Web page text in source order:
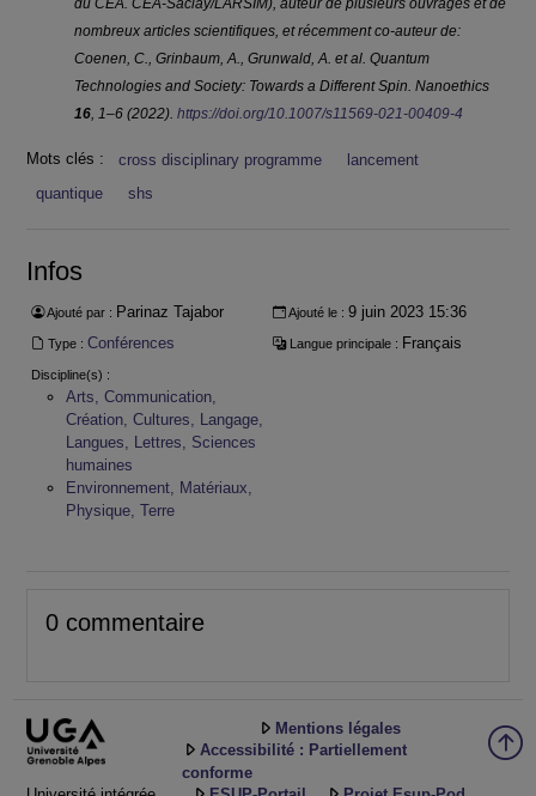
nombreux articles scientifiques, et récemment co-auteur de:
Coenen, C., Grinbaum, A., Grunwald, A. et al. Quantum
Technologies and Society: Towards a Different Spin. Nanoethics
16 , 1–6 (2022). https://doi.org/10.1007/s11569-021-00409-4
Mots clés : cross disciplinary programme
lancement
quantique
shs
Infos
Ajouté par : Parinaz Tajabor Ajouté le : 9 juin 2023 15:36
Type : Conférences Langue principale : Français
Discipline(s) :
Arts, Communication,
Création, Cultures, Langage,
Langues, Lettres, Sciences
humaines
Environnement, Matériaux,
Physique, Terre
0 commentaire
Mentions légales
Accessibilité : Partiellement
conforme